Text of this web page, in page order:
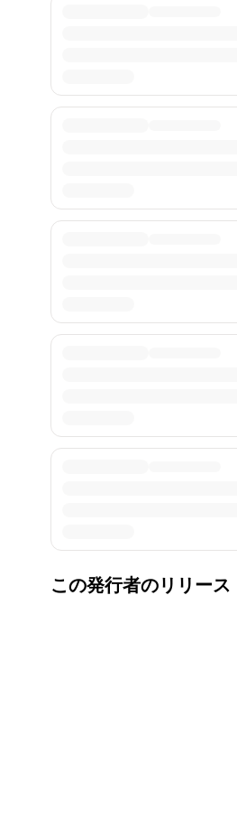
この発行者のリリース